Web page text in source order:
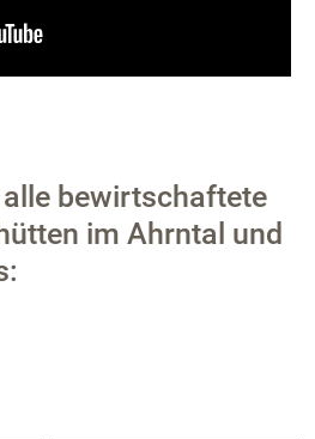
bewirtschaftete
im Ahrntal und